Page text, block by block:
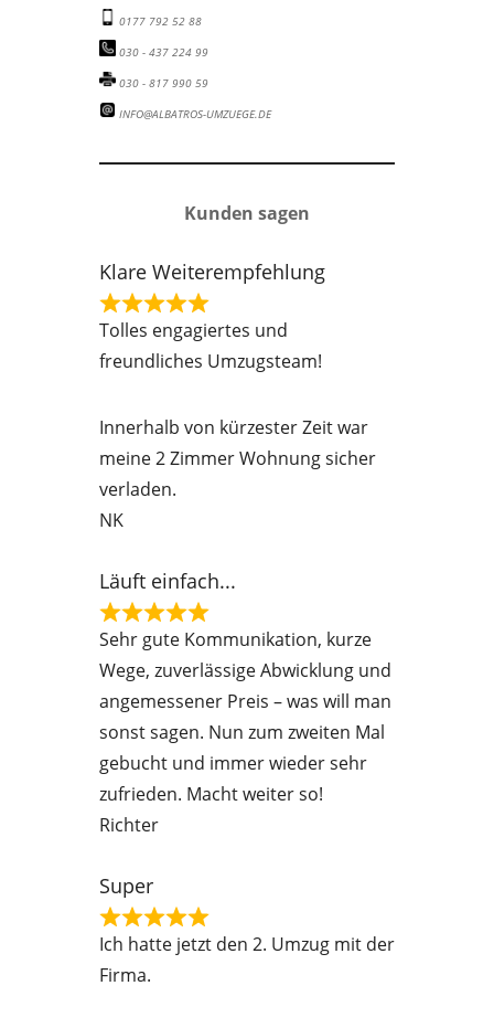
0177 792 52 88
030 - 437 224 99
030 - 817 990 59
INFO@ALBATROS-UMZUEGE.DE
Kunden sagen
Klare Weiterempfehlung
R
a
d
5
o
o
f
Tolles engagiertes und
freundliches Umzugsteam!
Innerhalb von kürzester Zeit war
meine 2 Zimmer Wohnung sicher
verladen.
NK
Läuft einfach...
R
d
5
o
f
Sehr gute Kommunikation, kurze
Wege, zuverlässige Abwicklung und
angemessener Preis – was will man
sonst sagen. Nun zum zweiten Mal
gebucht und immer wieder sehr
zufrieden. Macht weiter so!
Richter
Super
R
Ich hatte jetzt den 2. Umzug mit der
Firma.